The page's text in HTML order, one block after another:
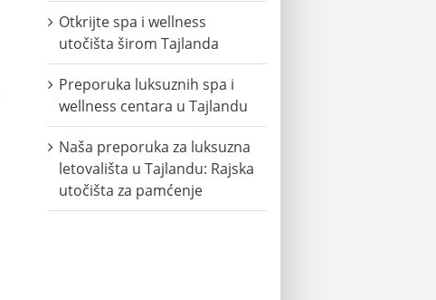
Otkrijte spa i wellness
utočišta širom Tajlanda
Preporuka luksuznih spa i
wellness centara u Tajlandu
Naša preporuka za luksuzna
letovališta u Tajlandu: Rajska
utočišta za pamćenje